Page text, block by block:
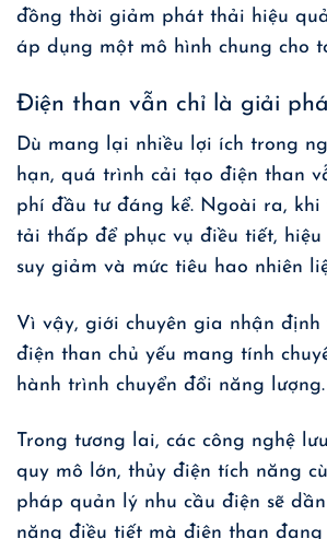
đồng thời giảm phát thải hiệu
áp dụng một mô hình chung cho
Điện than vẫn chỉ là giải
Dù mang lại nhiều lợi ích trong
hạn, quá trình cải tạo điện than
phí đầu tư đáng kể. Ngoài ra, khi
tải thấp để phục vụ điều tiết, hiệu
suy giảm và mức tiêu hao nhiên
Vì vậy, giới chuyên gia nhận định
điện than chủ yếu mang tính
hành trình chuyển đổi năng lượng.
Trong tương lai, các công nghệ
quy mô lớn, thủy điện tích năng
pháp quản lý nhu cầu điện sẽ
năng điều tiết mà điện than đang